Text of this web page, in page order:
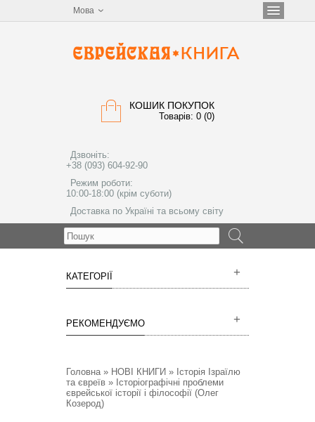
Мова
КОШИК ПОКУПОК
Товарів: 0 (0)
Дзвоніть:
+38 (093) 604-92-90
Режим роботи:
10:00-18:00 (крім суботи)
Доставка по Україні та всьому світу
КАТЕГОРІЇ
РЕКОМЕНДУЄМО
Головна» НОВІ КНИГИ » Історія Ізраїлю
та євреїв » Історіографічні проблеми
єврейської історії і філософії (Олег
Козерод)